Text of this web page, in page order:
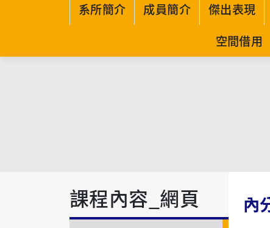
系所簡介 成員簡介 傑出表現
空間借用
課程內容_網頁 內